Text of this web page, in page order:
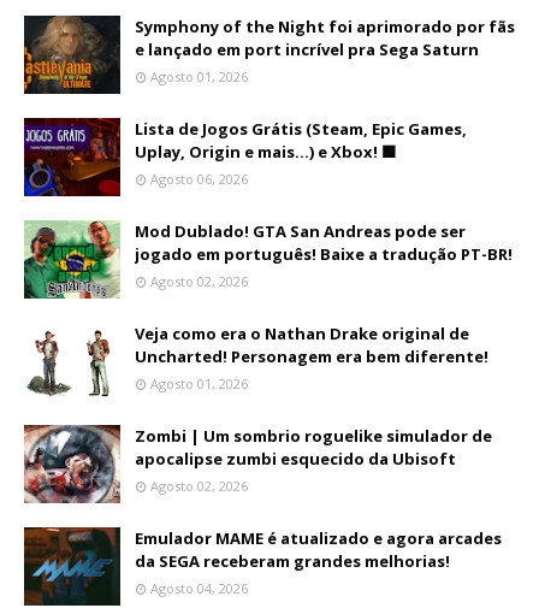
Symphony of the Night foi aprimorado por fãs
e lançado em port incrível pra Sega Saturn
Agosto 01, 2026
Lista de Jogos Grátis (Steam, Epic Games,
Uplay, Origin e mais...) e Xbox! 🟩
Agosto 06, 2026
Mod Dublado! GTA San Andreas pode ser
jogado em português! Baixe a tradução PT-BR!
Agosto 02, 2026
Veja como era o Nathan Drake original de
Uncharted! Personagem era bem diferente!
Agosto 01, 2026
Zombi | Um sombrio roguelike simulador de
apocalipse zumbi esquecido da Ubisoft
Agosto 02, 2026
Emulador MAME é atualizado e agora arcades
da SEGA receberam grandes melhorias!
Agosto 04, 2026